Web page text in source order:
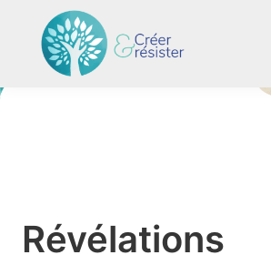
Révélations